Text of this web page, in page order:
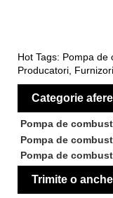
Hot Tags: Pompa de
Producatori,
Categorie
Pompa de
Pompa de
Pompa de
Trimite o